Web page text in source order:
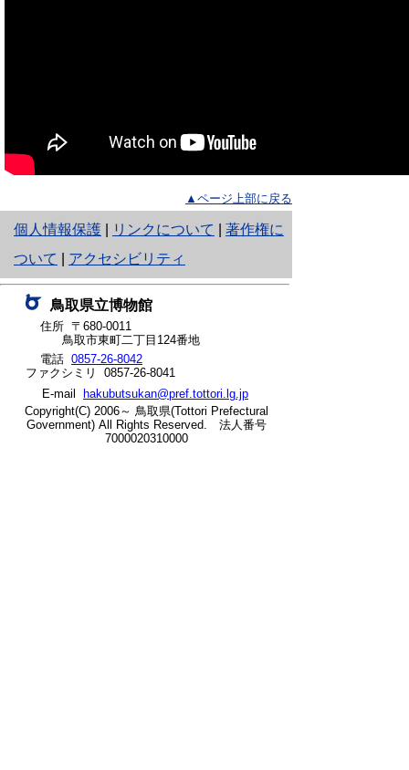
▲ページ上部に戻る
個人情報保護
と
り
ネ
ッ
ト
へ
の
リンクについて
著作権に
ついて
アクセシビリティ
鳥取県立博物館
住所 〒680-0011
鳥取市東町二丁目124番地
電話 0857-26-8042
ファクシミリ 0857-26-8041
E-mail
hakubutsukan@pref.tottori.lg.jp
Copyright(C) 2006～ 鳥取県(Tottori Prefectural
Government) All Rights Reserved. 法人番号
7000020310000